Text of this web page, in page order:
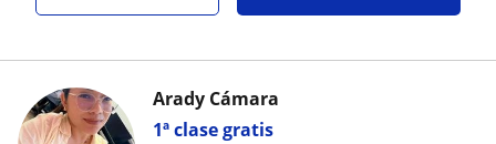
1ª clase gratis
Arady Cámara